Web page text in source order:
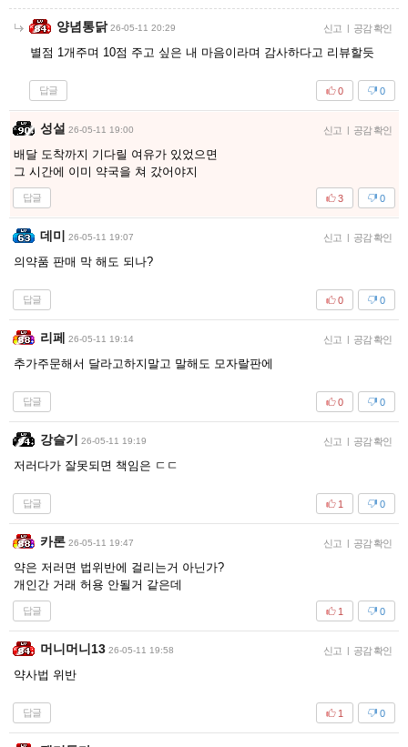
양념통닭 26-05-11 20:29 신고 | 공감 확인
별점 1개주며 10점 주고 싶은 내 마음이라며 감사하다고 리뷰할듯
답글 0
0
성설 26-05-11 19:00 신고 | 공감 확인
배달 도착까지 기다릴 여유가 있었으면
그 시간에 이미 약국을 쳐 갔어야지
답글 0
3
데미 26-05-11 19:07 신고 | 공감 확인
의약품 판매 막 해도 되나?
답글 0
0
리페 26-05-11 19:14 신고 | 공감 확인
추가주문해서 달라고하지말고 말해도 모자랄판에
답글 0
0
강슬기 26-05-11 19:19 신고 | 공감 확인
저러다가 잘못되면 책임은 ㄷㄷ
답글 0
1
카론 26-05-11 19:47 신고 | 공감 확인
약은 저러면 법위반에 걸리는거 아닌가?
개인간 거래 허용 안될거 같은데
답글 0
1
머니머니13 26-05-11 19:58 신고 | 공감 확인
약사법 위반
답글 0
1